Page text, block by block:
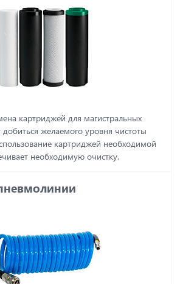
картриджей для магистральных
желаемого уровня чистоты
картриджей необходимой
необходимую очистку.